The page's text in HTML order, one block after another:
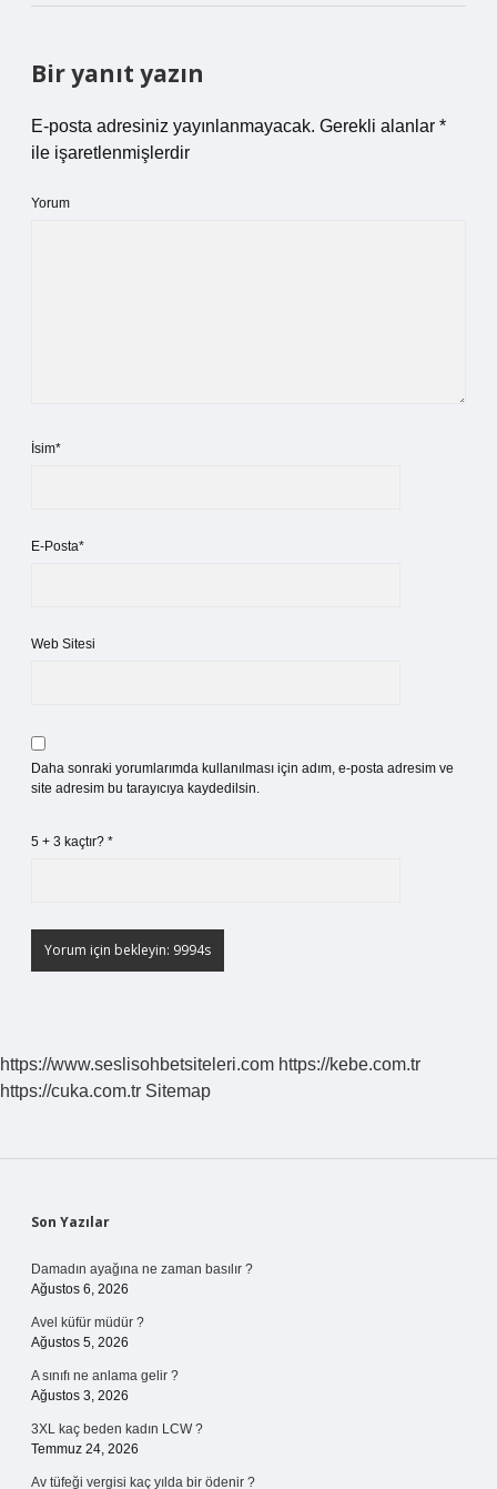
Bir yanıt yazın
E-posta adresiniz yayınlanmayacak. Gerekli alanlar *
ile işaretlenmişlerdir
Yorum
İsim*
E-Posta*
Web Sitesi
Daha sonraki yorumlarımda kullanılması için adım, e-posta adresim ve
site adresim bu tarayıcıya kaydedilsin.
5 + 3 kaçtır? *
https://www.seslisohbetsiteleri.com https://kebe.com.tr
https://cuka.com.tr Sitemap
Sidebar
Son Yazılar
Damadın ayağına ne zaman basılır ?
Ağustos 6, 2026
Avel küfür müdür ?
Ağustos 5, 2026
A sınıfı ne anlama gelir ?
Ağustos 3, 2026
3XL kaç beden kadın LCW ?
Temmuz 24, 2026
Av tüfeği vergisi kaç yılda bir ödenir ?